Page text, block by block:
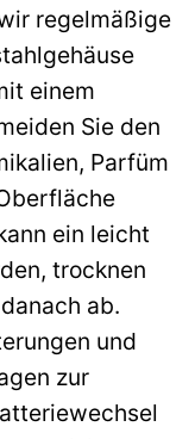
regelmäßige
einem
Sie den
Parfüm
ein leicht
trocknen
ab.
und
zur